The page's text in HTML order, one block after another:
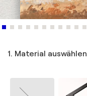
1. Material auswählen